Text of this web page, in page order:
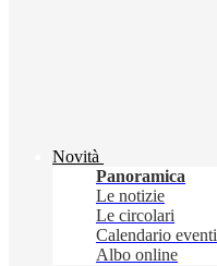
Novità
Panoramica
Le notizie
Le circolari
Calendario eventi
Albo online